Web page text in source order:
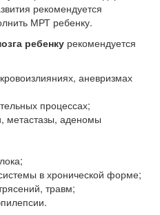
рекомендуется
МРТ ребенку.
ребенку рекомендуется
аневризмах
процессах;
метастазы, аденомы
в хронической форме;
травм;